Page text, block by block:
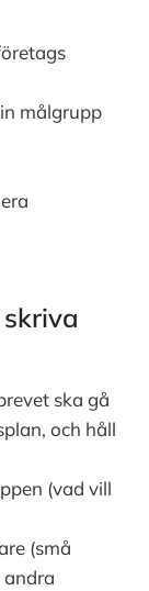
målgrupp
ska gå
och håll
(vad vill
(små
andra